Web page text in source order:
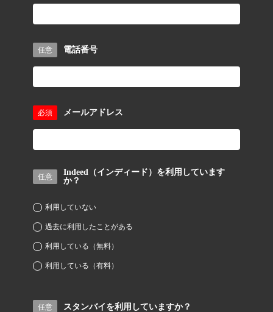
任意 電話番号
必須 メールアドレス
任意
Indeed（インディード）を利用しています
か？
利用していない
過去に利用したことがある
利用している（無料）
利用している（有料）
任意 スタンバイを利用していますか？